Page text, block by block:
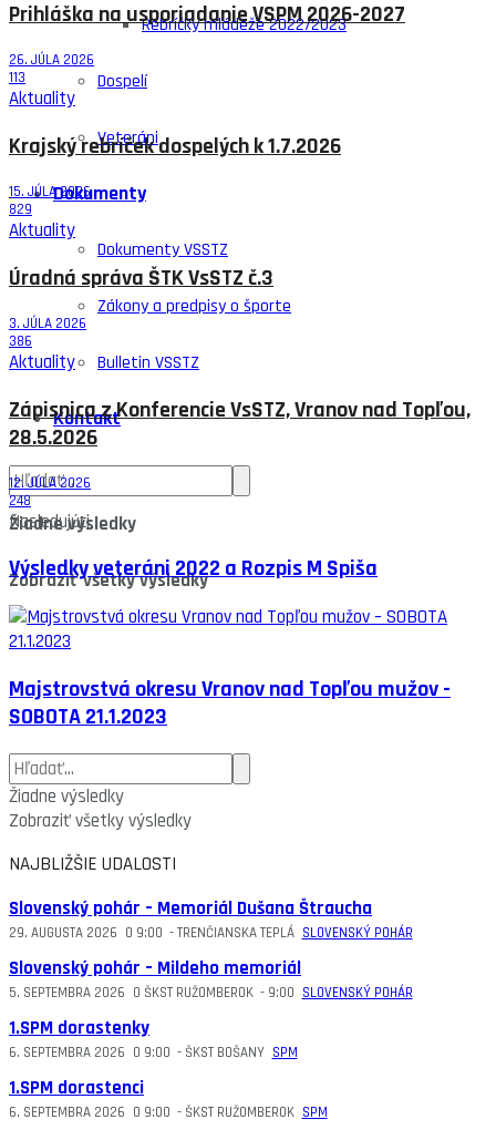
Rebríčky mládeže 2022/2023
Dospelí
Veteráni
Dokumenty
Dokumenty VSSTZ
Zákony a predpisy o športe
Bulletin VSSTZ
Kontakt
Žiadne výsledky
Zobraziť všetky výsledky
Prihláška na usporiadanie VSPM 2026-2027
26. JÚLA 2026
113
Aktuality
Krajský rebríček dospelých k 1.7.2026
15. JÚLA 2026
829
Aktuality
Úradná správa ŠTK VsSTZ č.3
3. JÚLA 2026
386
Aktuality
Zápisnica z Konferencie VsSTZ, Vranov nad Topľou,
28.5.2026
12. JÚLA 2026
248
Nasledujúci
Výsledky veteráni 2022 a Rozpis M Spiša
Majstrovstvá okresu Vranov nad Topľou mužov -
SOBOTA 21.1.2023
Žiadne výsledky
Zobraziť všetky výsledky
NAJBLIŽŠIE UDALOSTI
Slovenský pohár – Memoriál Dušana Štraucha
29. AUGUSTA 2026 O 9:00 -TRENČIANSKA TEPLÁ SLOVENSKÝ POHÁR
Slovenský pohár – Mildeho memoriál
5. SEPTEMBRA 2026 O ŠKST RUŽOMBEROK - 9:00 SLOVENSKÝ POHÁR
1.SPM dorastenky
6. SEPTEMBRA 2026 O 9:00 - ŠKST BOŠANY SPM
1.SPM dorastenci
6. SEPTEMBRA 2026 O 9:00 - ŠKST RUŽOMBEROK SPM